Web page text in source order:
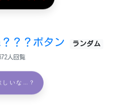
？？ボタン ランダム
人回覧
しいな…？